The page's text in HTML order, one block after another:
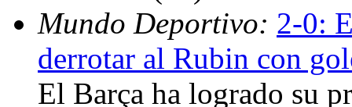
Mundo Deportivo: 2-0:
derrotar al Rubin con
El Barça ha logrado su